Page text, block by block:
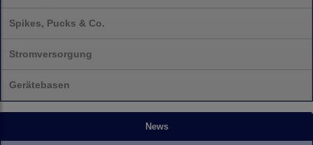
Spikes, Pucks & Co.
Stromversorgung
Gerätebasen
News